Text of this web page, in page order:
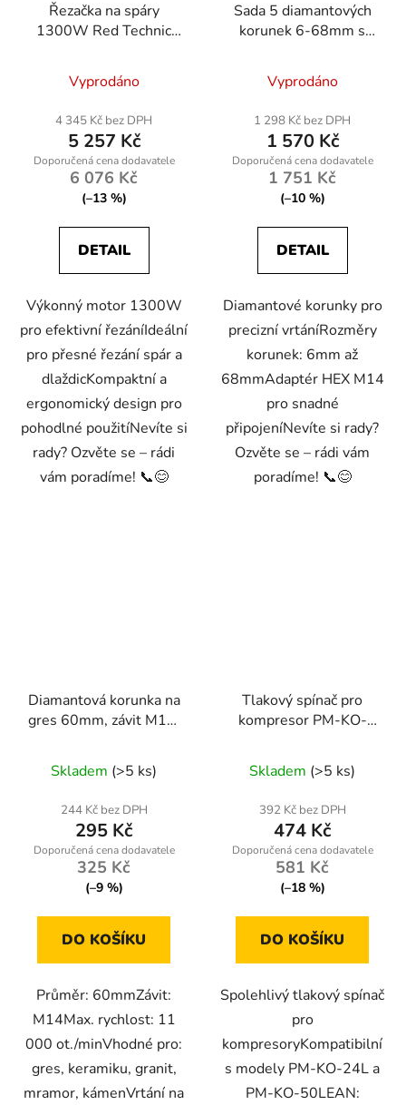
Řezačka na spáry
1300W Red Technic
Vyprodáno
4 345 Kč bez DPH
5 257 Kč
6 076 Kč
(–13 %)
DETAIL
Výkonný motor 1300W
pro efektivní řezáníIdeální
pro přesné řezání spár a
dlaždicKompaktní a
ergonomický design pro
pohodlné použitíNevíte si
rady? Ozvěte se – rádi
vám poradíme! 📞😊
Sada 5 diamantových
korunek 6-68mm s
Vyprodáno
1 298 Kč bez DPH
1 570 Kč
1 751 Kč
(–10 %)
DETAIL
Diamantové korunky pro
precizní vrtáníRozměry
korunek: 6mm až
68mmAdaptér HEX M14
pro snadné
připojeníNevíte si rady?
Ozvěte se – rádi vám
poradíme! 📞😊
Diamantová korunka na
gres 60mm, závit M14,
Skladem (>5 ks)
244 Kč bez DPH
295 Kč
325 Kč
(–9 %)
DO KOŠÍKU
Průměr: 60mmZávit:
M14Max. rychlost: 11
000 ot./minVhodné pro:
gres, keramiku, granit,
mramor, kámenVrtání na
Tlakový spínač pro
kompresor PM-KO-
Skladem (>5 ks)
392 Kč bez DPH
474 Kč
581 Kč
(–18 %)
DO KOŠÍKU
Spolehlivý tlakový spínač
pro
kompresoryKompatibilní
s modely PM-KO-24L a
PM-KO-50LEAN: